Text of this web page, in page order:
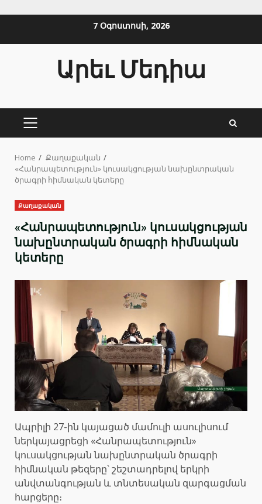
7 Օգոստոսի, 2026
Արեւ Մեդիա
PRIMARY
Home
Քաղաքական
«Հանրապետություն» կուսակցության նախընտրական
ծրագրի հիմնական կետերը
Քաղաքական
«Հանրապետություն» կուսակցության
նախընտրական ծրագրի հիմնական
կետերը
Ապրիլի 27-ին կայացած մամուլի ասուլիսում
ներկայացրեցի «Հանրապետություն»
կուսակցության նախընտրական ծրագրի
հիմնական թեզերը՝ շեշտադրելով երկրի
անվտանգության և տնտեսական զարգացման
հարցերը։